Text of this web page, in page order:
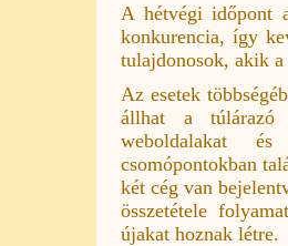
A hétvégi időpont
konkurencia, így
tulajdonosok, akik a
Az esetek
állhat a túlárazó
weboldalakat és
csomópontokban
két cég van
összetétele
újakat hoznak létre.